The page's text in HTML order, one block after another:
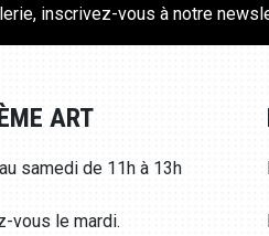
inscrivez-vous à notre
ART
samedi de 11h à 13h
vous le mardi.